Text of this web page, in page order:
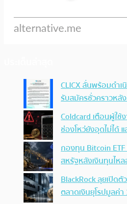
CLICX ลั่นพร้อมดำ
รับสมัครชั่วคราวหลั
Coldcard เตือนผู้ใ
ช่องโหว่ยังอุดไม่ได้ แ
กองทุน Bitcoin ETF
สหรัฐหลังเงินทุนไห
BlackRock ลุยเปิด
ตลาดเงินยุโรปมูลค่